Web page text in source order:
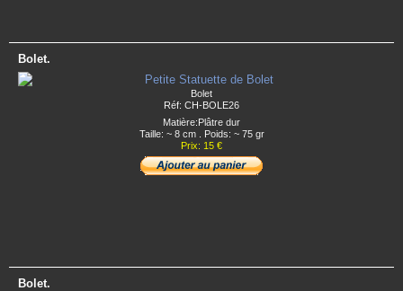
Bolet.
Bolet
Réf: CH-BOLE26
Matière:Plâtre dur
Taille: ~ 8 cm . Poids: ~ 75 gr
Prix: 15 €
Bolet.